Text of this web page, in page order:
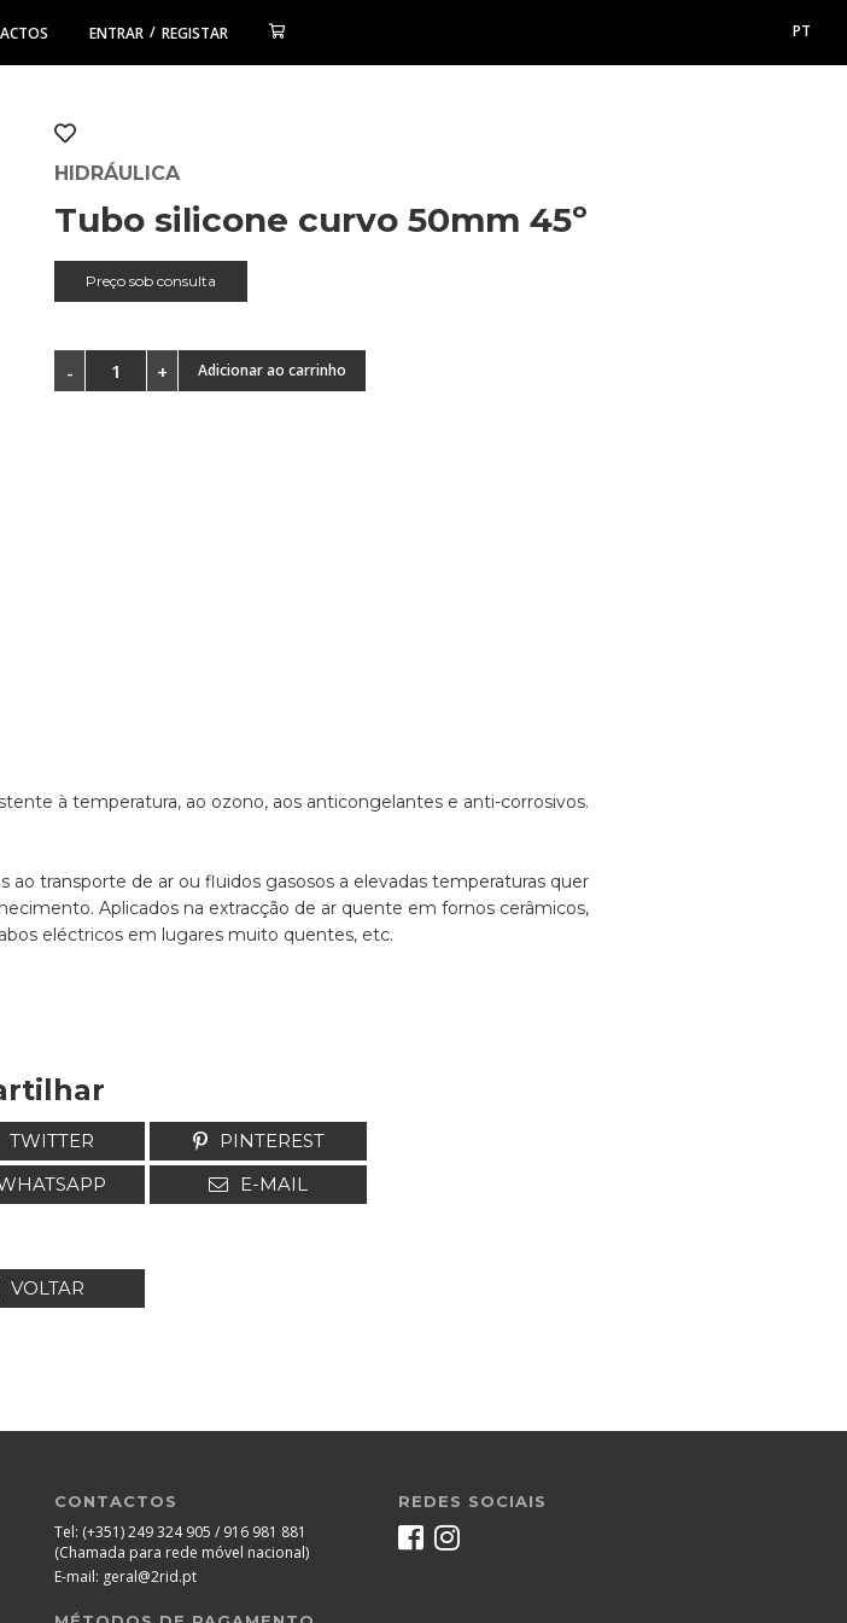
ENTRAR / REGISTAR PT
HIDRÁULICA
Tubo silicone curvo 50mm 45º
Preço sob consulta
Adicionar ao carrinho
à temperatura, ao ozono, aos anticongelantes e anti-corrosivos.
transporte de ar ou fluidos gasosos a elevadas temperaturas quer
Aplicados na extracção de ar quente em fornos cerâmicos,
eléctricos em lugares muito quentes, etc.
TWITTER
PINTEREST
E-MAIL
VOLTAR
CONTACTOS
Tel: (+351) 249 324 905 / 916 981 881
(Chamada para rede móvel nacional)
E-mail: geral@2rid.pt
REDES SOCIAIS